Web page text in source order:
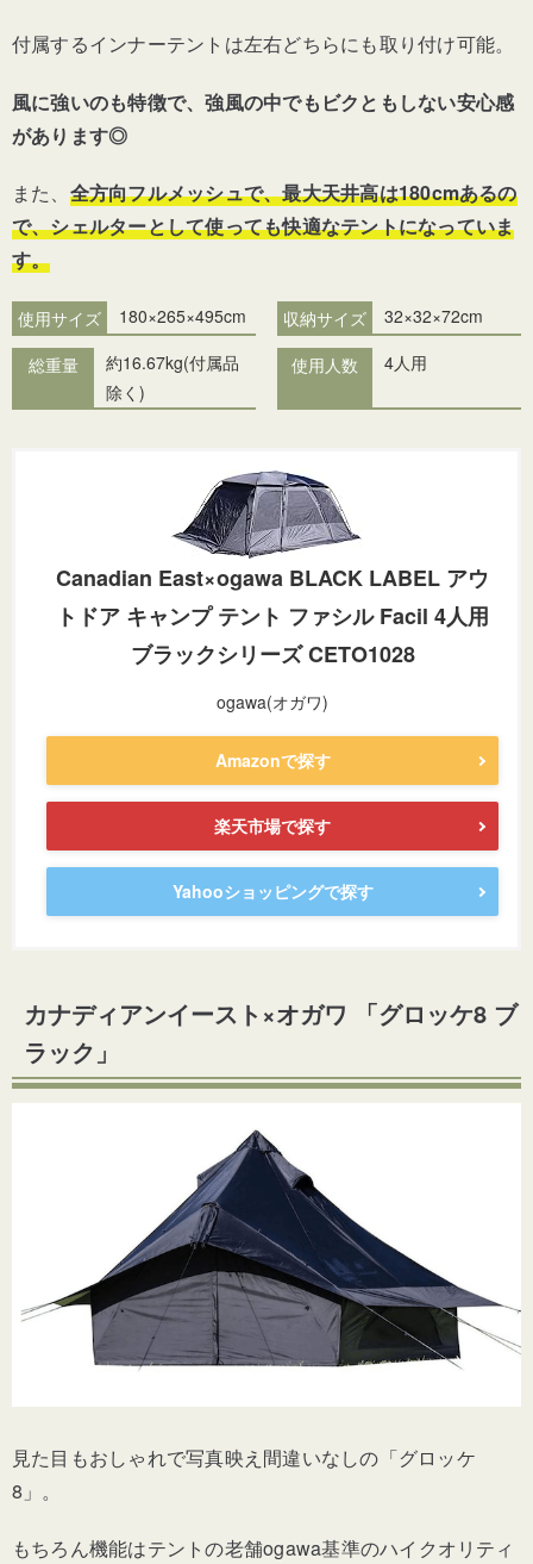
付属するインナーテントは左右どちらにも取り付け可能。
風に強いのも特徴で、強風の中でもビクともしない安心感
があります◎
また、 全方向フルメッシュで、最大天井高は180cmあるの
で、シェルターとして使っても快適なテントになっていま
す。
使用サイズ 180×265×495cm 収納サイズ 32×32×72cm
総重量
約16.67kg(付属品
除く)
使用人数 4人用
Canadian East×ogawa BLACK LABEL アウ
トドア キャンプ テント ファシル Facil 4人用
ブラックシリーズ CETO1028
ogawa(オガワ)
Amazonで探す
楽天市場で探す
Yahooショッピングで探す
カナディアンイースト×オガワ 「グロッケ8 ブ
ラック」
見た目もおしゃれで写真映え間違いなしの「グロッケ
8」。
もちろん機能はテントの老舗ogawa基準のハイクオリティ